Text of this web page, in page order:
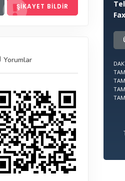
ŞIKAYET BILDIR
Yorumlar
Tel
Fax